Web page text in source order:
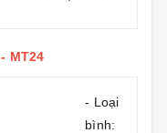
MT24
- Loại
bình: